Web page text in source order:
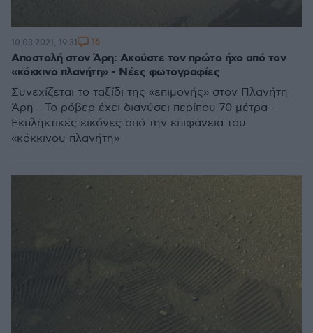
Αποστολή στον Άρη: Ακούστε τον πρώτο ήχο από τον
«κόκκινο πλανήτη» - Νέες φωτογραφίες
Συνεχίζεται το ταξίδι της «επιμονής» στον Πλανήτη
Άρη - Το ρόβερ έχει διανύσει περίπου 70 μέτρα -
Εκπληκτικές εικόνες από την επιφάνεια του
«κόκκινου πλανήτη»
10.03.2021, 19:31 16